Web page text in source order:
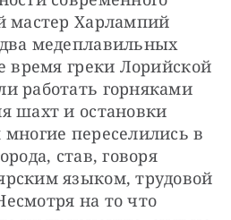
мастер Харлампий
медеплавильных
время греки Лорийской
работать горняками
шахт и остановки
переселились в
став, говоря
языком, трудовой
на то что